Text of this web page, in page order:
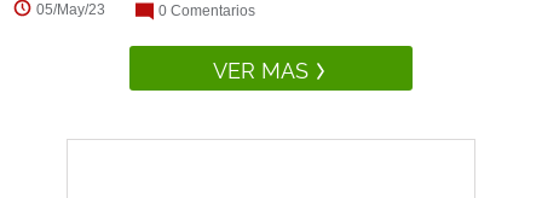
05/May/23 0 Comentarios
VER MAS